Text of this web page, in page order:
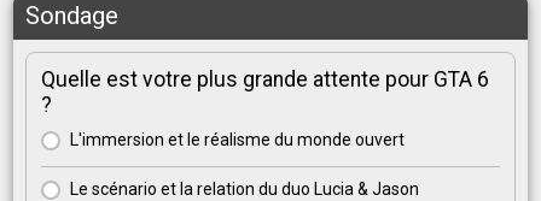
Sondage
Quelle est votre plus grande attente pour GTA 6
?
L'immersion et le réalisme du monde ouvert
Le scénario et la relation du duo Lucia & Jason